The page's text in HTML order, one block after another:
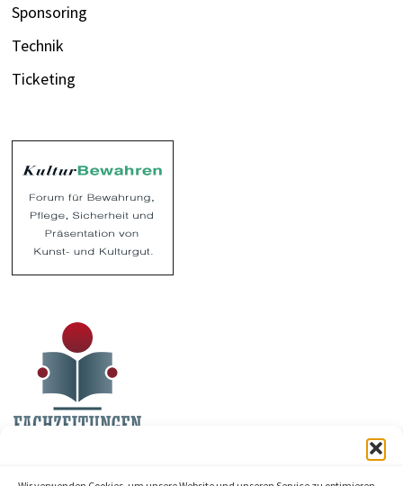
Sponsoring
Technik
Ticketing